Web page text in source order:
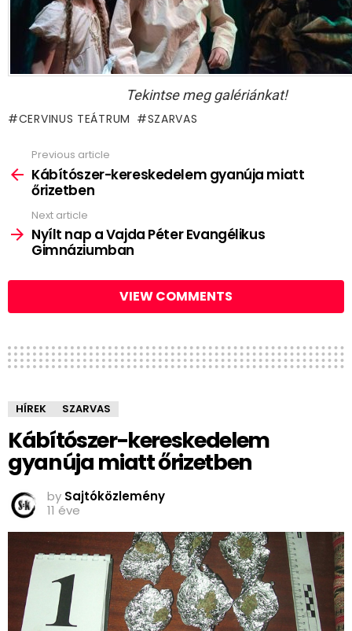
Tekintse meg galériánkat!
CERVINUS TEÁTRUM SZARVAS
more
Previous article
Kábítószer-kereskedelem gyanúja miatt
őrizetben
Next article
Nyílt nap a Vajda Péter Evangélikus
Gimnáziumban
VIEW COMMENTS
HÍREK SZARVAS
Kábítószer-kereskedelem
gyanúja miatt őrizetben
by Sajtóközlemény
11 éve